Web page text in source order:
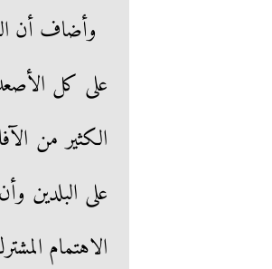
وأضاف أن
على كل
الكثير من
على البلدين
الاهتمام